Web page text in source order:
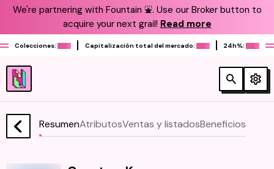
We're partnering with Fountain ⛲️. Use our Broker button to
acquire your next grail! Read more
Colecciones: Capitalización total del mercado: 24h%:
ResumenAtributosVentas y listadosBeneficios